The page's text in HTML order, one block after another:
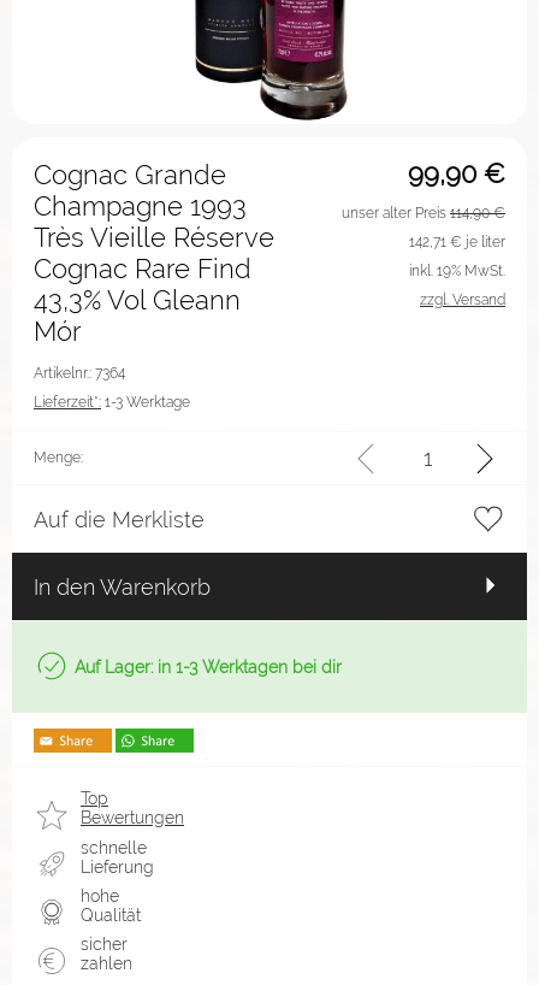
99,90 €
Cognac Grande
Champagne 1993
Très Vieille Réserve
Cognac Rare Find
43,3% Vol Gleann
Mór
Artikelnr.: 7364
Lieferzeit*: 1-3 Werktage
unser alter Preis 114,90 €
142,71 € je liter
inkl. 19% MwSt.
zzgl. Versand
Menge:
Auf die Merkliste
In den Warenkorb
Auf Lager: in 1-3 Werktagen bei dir
Top
Bewertungen
schnelle
Lieferung
hohe
Qualität
sicher
zahlen